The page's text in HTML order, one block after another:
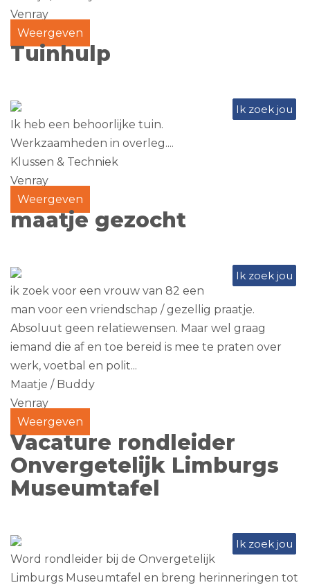
Venray
Weergeven
Tuinhulp
Ik zoek jou
Ik heb een behoorlijke tuin.
Werkzaamheden in overleg....
Klussen & Techniek
Venray
Weergeven
maatje gezocht
Ik zoek jou
ik zoek voor een vrouw van 82 een
man voor een vriendschap / gezellig praatje.
Absoluut geen relatiewensen. Maar wel graag
iemand die af en toe bereid is mee te praten over
werk, voetbal en polit...
Maatje / Buddy
Venray
Weergeven
Vacature rondleider
Onvergetelijk Limburgs
Museumtafel
Ik zoek jou
Word rondleider bij de Onvergetelijk
Limburgs Museumtafel en breng herinneringen tot